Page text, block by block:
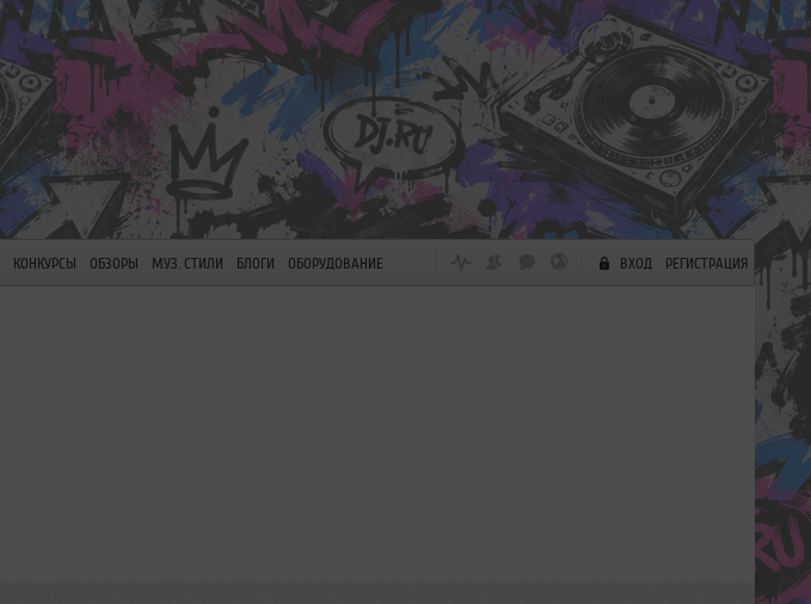
КОНКУРСЫ ОБЗОРЫ МУЗ. СТИЛИ БЛОГИ ОБОРУДОВАНИЕ ВХОД РЕГИСТРАЦИЯ